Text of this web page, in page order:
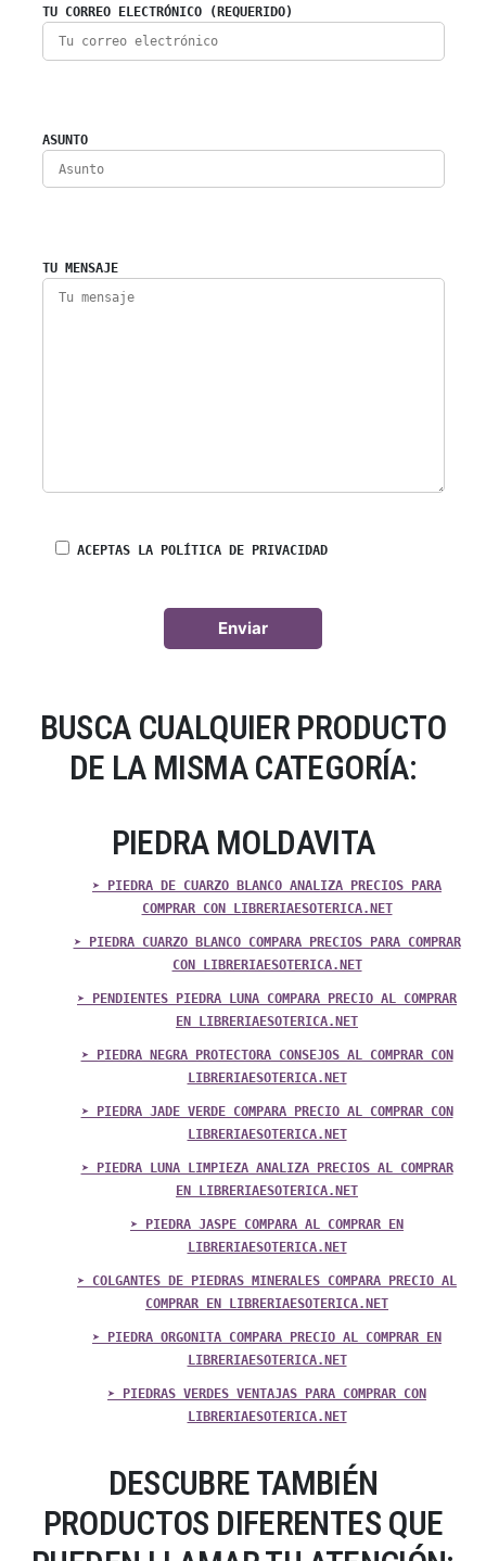
TU CORREO ELECTRÓNICO (REQUERIDO)
ASUNTO
TU MENSAJE
ACEPTAS LA POLÍTICA DE PRIVACIDAD
BUSCA CUALQUIER PRODUCTO
DE LA MISMA CATEGORÍA:
PIEDRA MOLDAVITA
➤ PIEDRA DE CUARZO BLANCO ANALIZA PRECIOS PARA
COMPRAR CON LIBRERIAESOTERICA.NET
➤ PIEDRA CUARZO BLANCO COMPARA PRECIOS PARA COMPRAR
CON LIBRERIAESOTERICA.NET
➤ PENDIENTES PIEDRA LUNA COMPARA PRECIO AL COMPRAR
EN LIBRERIAESOTERICA.NET
➤ PIEDRA NEGRA PROTECTORA CONSEJOS AL COMPRAR CON
LIBRERIAESOTERICA.NET
➤ PIEDRA JADE VERDE COMPARA PRECIO AL COMPRAR CON
LIBRERIAESOTERICA.NET
➤ PIEDRA LUNA LIMPIEZA ANALIZA PRECIOS AL COMPRAR
EN LIBRERIAESOTERICA.NET
➤ PIEDRA JASPE COMPARA AL COMPRAR EN
LIBRERIAESOTERICA.NET
➤ COLGANTES DE PIEDRAS MINERALES COMPARA PRECIO AL
COMPRAR EN LIBRERIAESOTERICA.NET
➤ PIEDRA ORGONITA COMPARA PRECIO AL COMPRAR EN
LIBRERIAESOTERICA.NET
➤ PIEDRAS VERDES VENTAJAS PARA COMPRAR CON
LIBRERIAESOTERICA.NET
DESCUBRE TAMBIÉN
PRODUCTOS DIFERENTES QUE